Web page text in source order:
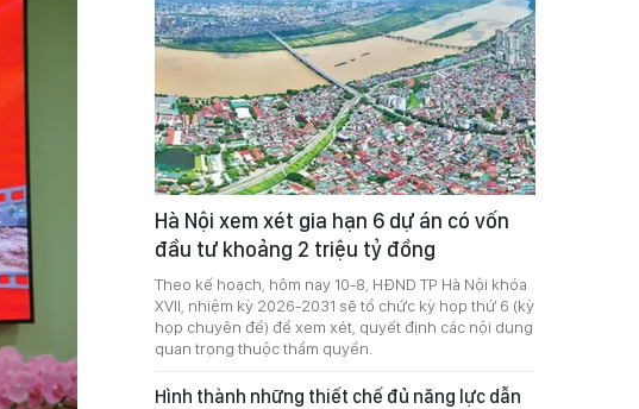
Hà Nội xem xét gia hạn 6 dự án có vốn
đầu tư khoảng 2 triệu tỷ đồng
Theo kế hoạch, hôm nay 10-8, HĐND TP Hà Nội khóa
XVII, nhiệm kỳ 2026-2031 sẽ tổ chức kỳ họp thứ 6 (kỳ
họp chuyên đề) để xem xét, quyết định các nội dung
quan trọng thuộc thẩm quyền.
Hình thành những thiết chế đủ năng lực dẫn